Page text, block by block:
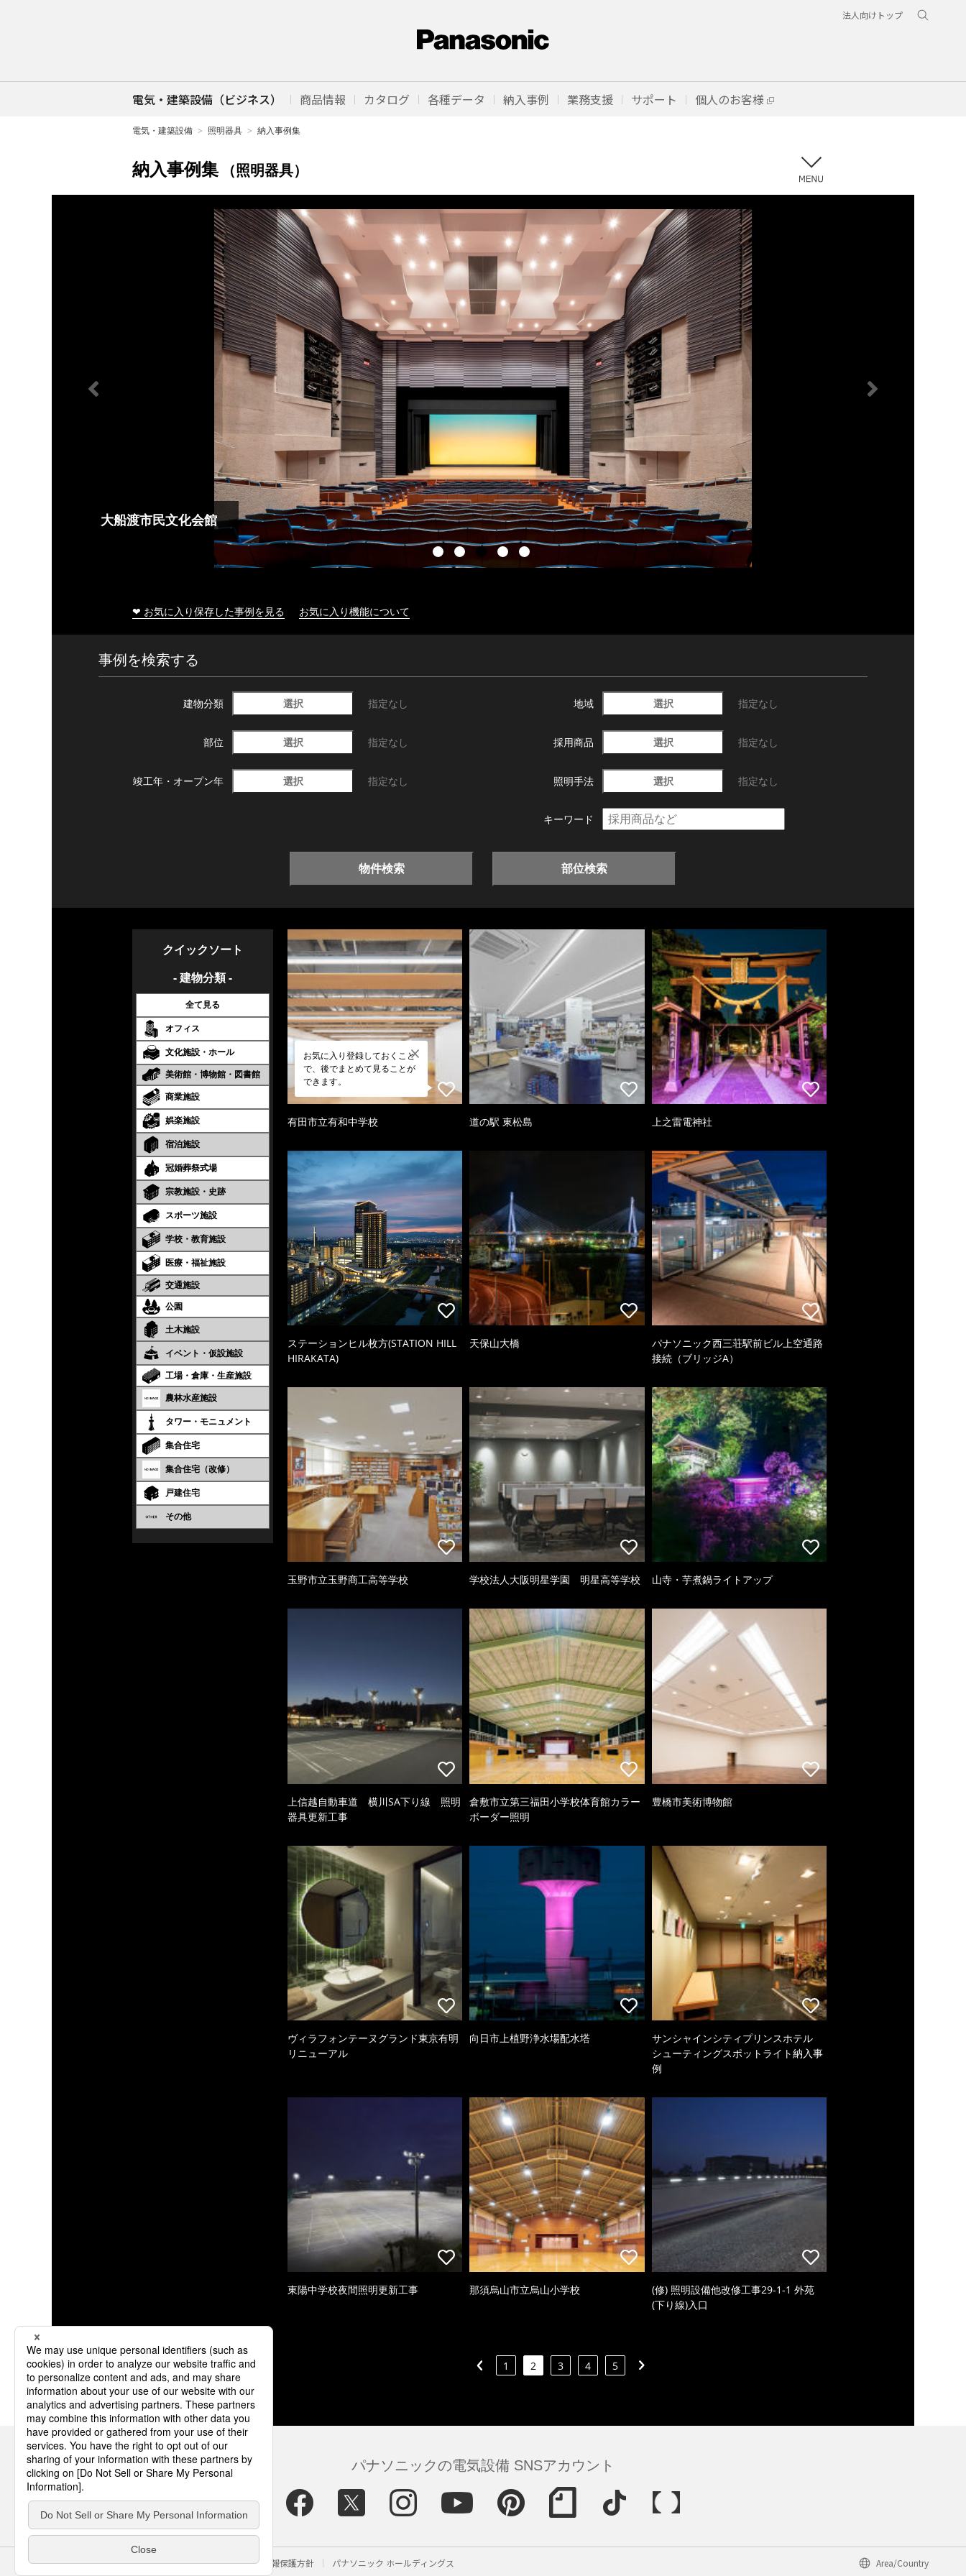
法人向けトップ
電気・建築設備（ビジネス） 商品情報 カタログ 各種データ 納入事例 業務支援 サポート 個人のお客様
電気・建築設備 照明器具 納入事例集
納入事例集 （照明器具）
大船渡市民文化会館
❤ お気に入り保存した事例を見る お気に入り機能について
事例を検索する
建物分類 選択 指定なし 地域 選択 指定なし
部位 選択 指定なし 採用商品 選択 指定なし
竣工年・ オープン年 選択 指定なし 照明手法 選択 指定なし
キーワード
物件検索 部位検索
クイックソート
- 建物分類 -
全て見る
オフィス
文化施設・ホール
美術館・博物館・図書館
商業施設
娯楽施設
宿泊施設
冠婚葬祭式場
宗教施設・史跡
スポーツ施設
学校・教育施設
医療・福祉施設
交通施設
公園
土木施設
イベント・仮設施設
工場・倉庫・生産施設
農林水産施設
タワー・モニュメント
集合住宅
集合住宅（改修）
戸建住宅
その他
お気に入り登録しておくこと
で、後でまとめて見ることが
できます。
有田市立有和中学校 道の駅 東松島 上之雷電神社
ステーションヒル枚方(STATION HILL
HIRAKATA)
天保山大橋
パナソニック西三荘駅前ビル上空通路
接続（ブリッジA）
玉野市立玉野商工高等学校 学校法人大阪明星学園 明星高等学校 山寺・芋煮鍋ライトアップ
上信越自動車道 横川SA下り線 照明
器具更新工事
倉敷市立第三福田小学校体育館カラー
ボーダー照明
豊橋市美術博物館
ヴィラフォンテーヌグランド東京有明
リニューアル
向日市上植野浄水場配水塔
サンシャインシティプリンスホテル
シューティングスポットライト納入事
例
東陽中学校夜間照明更新工事 那須烏山市立烏山小学校
(修) 照明設備他改修工事29-1-1 外苑
(下り線)入口
1 2 3 4 5
パナソニックの電気設備 SNSアカウント
サイトのご利用にあたって クッキーポリシー 個人情報保護方針 パナソニック ホールディングス Area/Country